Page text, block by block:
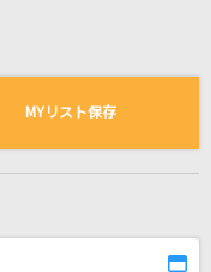
曲の一覧
MYリスト保存